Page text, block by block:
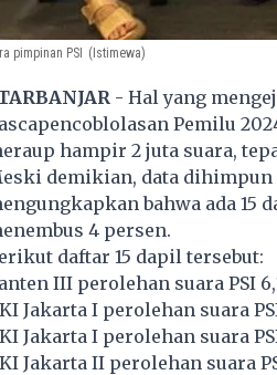
pimpinan PSI (Istimewa)
- Hal yang
Pemilu
hampir 2 juta suara,
demikian, data
bahwa ada 15
4 persen.
daftar 15 dapil tersebut:
III perolehan suara PSI
Jakarta I perolehan suara
Jakarta I perolehan suara
Jakarta II perolehan suara